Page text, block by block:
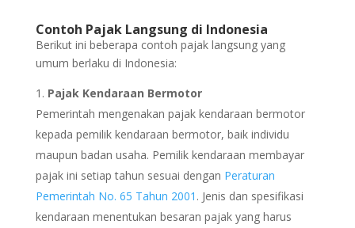
Contoh Pajak Langsung di Indonesia
Berikut ini beberapa contoh pajak langsung yang
umum berlaku di Indonesia:
Pajak Kendaraan Bermotor
Pemerintah mengenakan pajak kendaraan bermotor
kepada pemilik kendaraan bermotor, baik individu
maupun badan usaha. Pemilik kendaraan membayar
pajak ini setiap tahun sesuai dengan Peraturan
Pemerintah No. 65 Tahun 2001 . Jenis dan spesifikasi
kendaraan menentukan besaran pajak yang harus